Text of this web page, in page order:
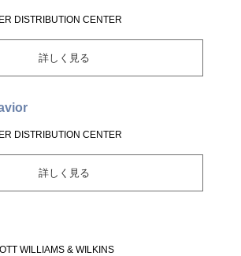
DISTRIBUTION CENTER
詳しく見る
DISTRIBUTION CENTER
詳しく見る
WILLIAMS & WILKINS